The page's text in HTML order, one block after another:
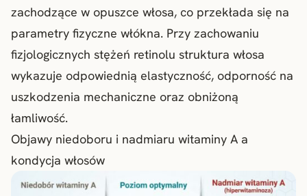
zachodzące w opuszce włosa, co przekłada się na
parametry fizyczne włókna. Przy zachowaniu
fizjologicznych stężeń retinolu struktura włosa
wykazuje odpowiednią elastyczność, odporność na
uszkodzenia mechaniczne oraz obniżoną
łamliwość.
Objawy niedoboru i nadmiaru witaminy A a
kondycja włosów